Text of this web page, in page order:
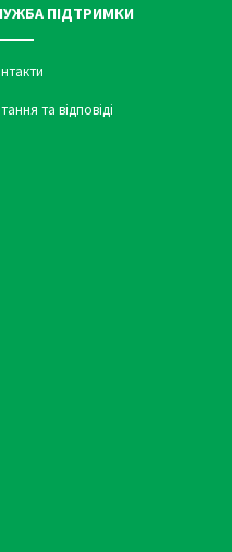
ПІДТРИМКИ
та відповіді